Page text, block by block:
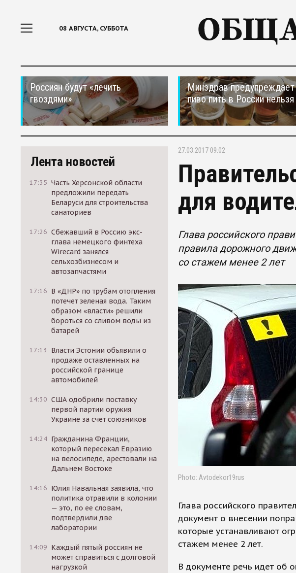
08 АВГУСТА, СУББОТА
Россиян будут «лечить
гвоздями»
Минздрав
пиво пить в России нельзя
Лента новостей
17:35 Часть Херсонской области
предложили передать
Беларуси для строительства
санаториев
17:26 Сбежавший в Россию экс-
глава немецкого финтеха
Wirecard занялся
сельхозбизнесом и
автозапчастями
17:16 В «ДНР» по трубам отопления
потечет зеленая вода. Таким
образом «власти» решили
бороться со сливом воды из
батарей
17:13
Власти Эстонии объявили о
продаже оставленных на
российской границе
автомобилей
14:30 США одобрили поставку
первой партии оружия
Украине за счет союзников
14:24 Гражданина Франции,
который пересекал Евразию
на велосипеде, арестовали на
Дальнем Востоке
14:16 Юлия Навальная заявила, что
политика отравили в колонии
— это, по ее словам,
подтвердили две
лаборатории
14:09 Каждый пятый россиян не
может справиться с долговой
нагрузкой
27.03.2017 09:02
для
Глава российского
правила дорожного
со стажем менее 2 лет
Photo: Avtodekor19rus
Глава российского
документ о внесении
которые устанавливают
стажем менее 2 лет.
В документе речь идет об